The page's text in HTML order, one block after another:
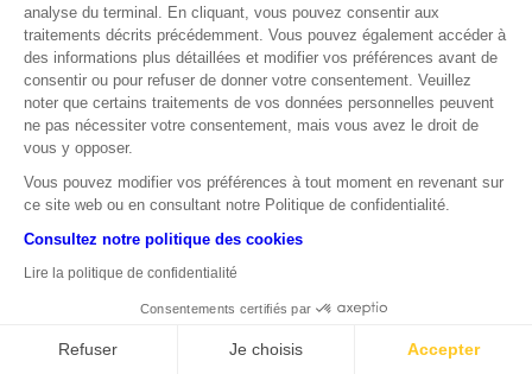
1 juillet 2026
© SOCIÉTÉ GÉNÉRALE 2026 IMENTIONS LÉGALES ICOOKIES IAVERTISSEMENT
analyse du terminal. En cliquant, vous pouvez consentir aux
traitements décrits précédemment. Vous pouvez également accéder à
des informations plus détaillées et modifier vos préférences avant de
consentir ou pour refuser de donner votre consentement. Veuillez
noter que certains traitements de vos données personnelles peuvent
ne pas nécessiter votre consentement, mais vous avez le droit de
vous y opposer.
Vous pouvez modifier vos préférences à tout moment en revenant sur
ce site web ou en consultant notre Politique de confidentialité.
Consultez notre politique des cookies
Lire la politique de confidentialité
Consentements certifiés par
Refuser Je choisis Accepter